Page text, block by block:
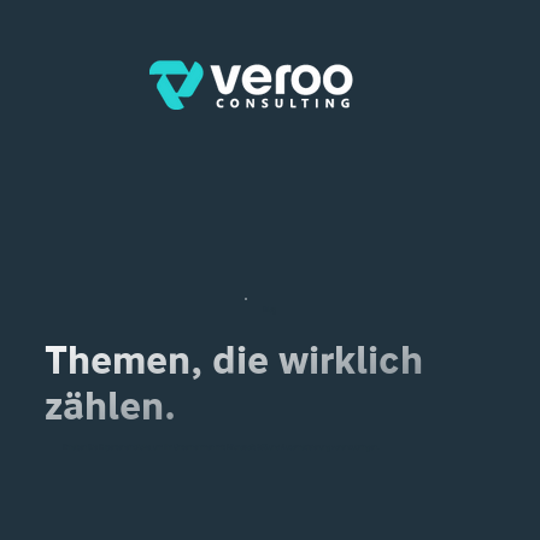
Themen, die wirklich
zählen.